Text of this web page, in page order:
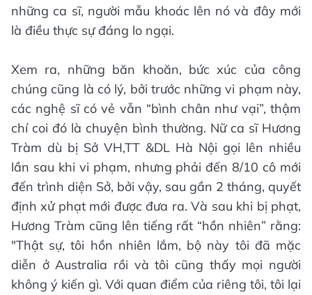
những ca sĩ, người mẫu khoác lên nó và đây mới
là điều thực sự đáng lo ngại.
Xem ra, những băn khoăn, bức xúc của công
chúng cũng là có lý, bởi trước những vi phạm này,
các nghệ sĩ có vẻ vẫn “bình chân như vại”, thậm
chí coi đó là chuyện bình thường. Nữ ca sĩ Hương
Tràm dù bị Sở VH,TT &DL Hà Nội gọi lên nhiều
lần sau khi vi phạm, nhưng phải đến 8/10 cô mới
đến trình diện Sở, bởi vậy, sau gần 2 tháng, quyết
định xử phạt mới được đưa ra. Và sau khi bị phạt,
Hương Tràm cũng lên tiếng rất “hồn nhiên” rằng:
"Thật sự, tôi hồn nhiên lắm, bộ này tôi đã mặc
diễn ở Australia rồi và tôi cũng thấy mọi người
không ý kiến gì. Với quan điểm của riêng tôi, tôi lại